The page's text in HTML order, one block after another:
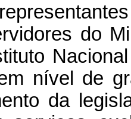
do
nível de
da